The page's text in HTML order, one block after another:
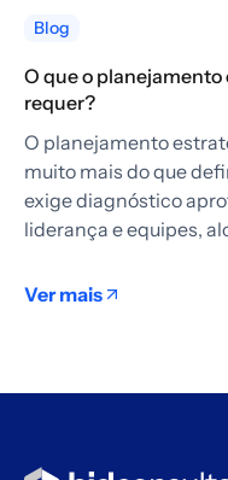
Blog
O que o
requer?
O planejamento
muito mais do que
exige diagnóstico
liderança e equipes,
Ver mais